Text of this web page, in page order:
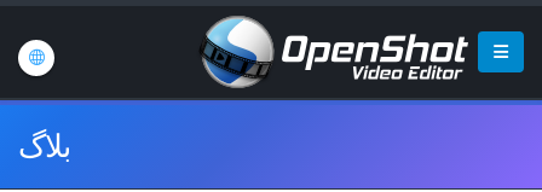
بلاگ